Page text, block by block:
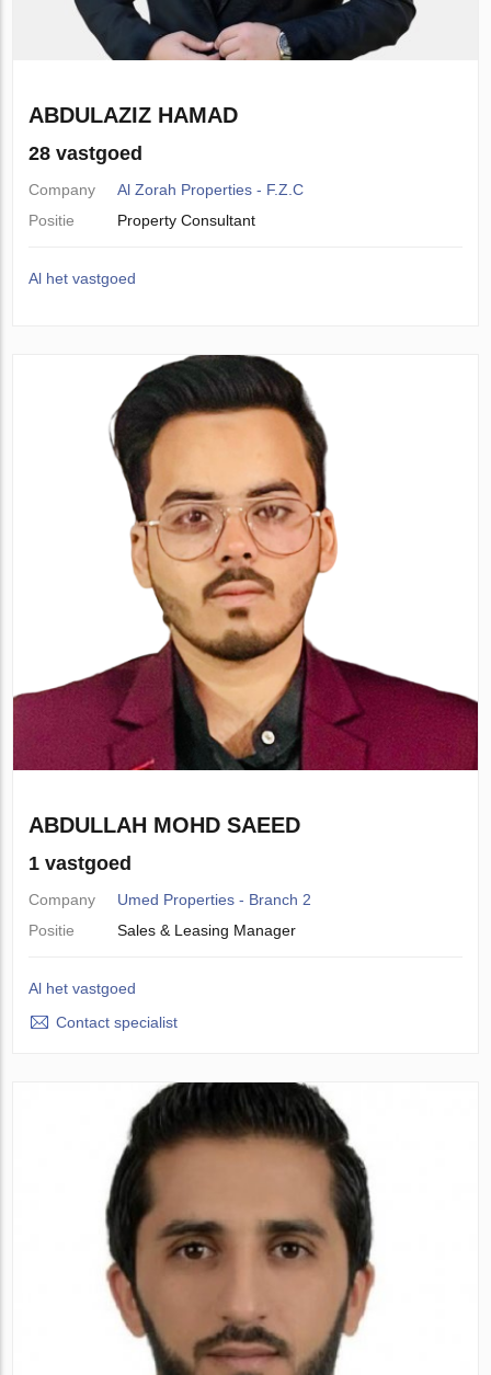
ABDULAZIZ HAMAD
28 vastgoed
Company
Al Zorah Properties - F.Z.C
Positie
Property Consultant
Al het vastgoed
ABDULLAH MOHD SAEED
1 vastgoed
Company
Umed Properties - Branch 2
Positie
Sales & Leasing Manager
Al het vastgoed
Contact specialist